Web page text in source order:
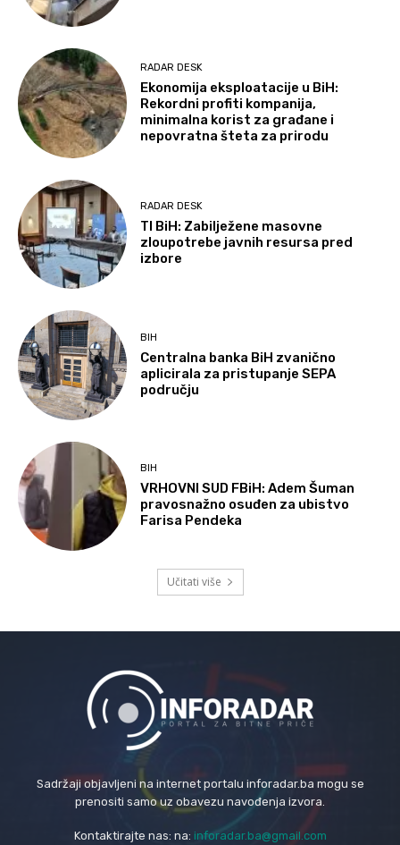
RADAR DESK
Ekonomija eksploatacije u BiH:
Rekordni profiti kompanija,
minimalna korist za građane i
nepovratna šteta za prirodu
RADAR DESK
TI BiH: Zabilježene masovne
zloupotrebe javnih resursa pred
izbore
BIH
Centralna banka BiH zvanično
aplicirala za pristupanje SEPA
području
BIH
VRHOVNI SUD FBiH: Adem Šuman
pravosnažno osuđen za ubistvo
Farisa Pendeka
Učitati više
Sadržaji objavljeni na internet portalu inforadar.ba mogu se
prenositi samo uz obavezu navođenja izvora.
Kontaktirajte nas: na: inforadar.ba@gmail.com